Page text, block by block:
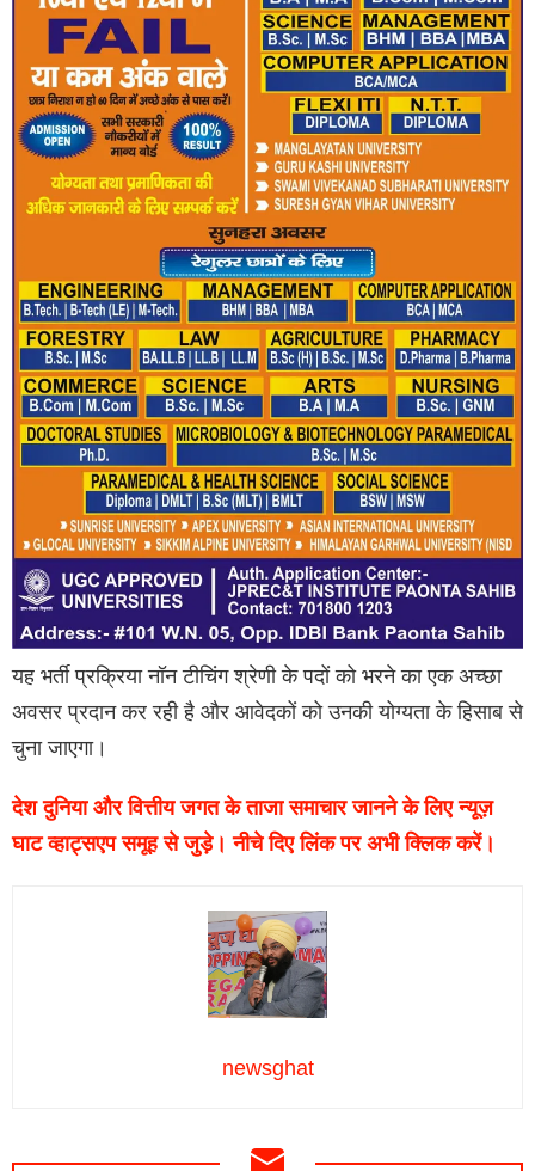
यह भर्ती प्रक्रिया नॉन टीचिंग श्रेणी के पदों को भरने का एक अच्छा
अवसर प्रदान कर रही है और आवेदकों को उनकी योग्यता के हिसाब से
चुना जाएगा।
देश दुनिया और वित्तीय जगत के ताजा समाचार जानने के लिए न्यूज़
घाट व्हाट्सएप समूह से जुड़े। नीचे दिए लिंक पर अभी क्लिक करें।
newsghat